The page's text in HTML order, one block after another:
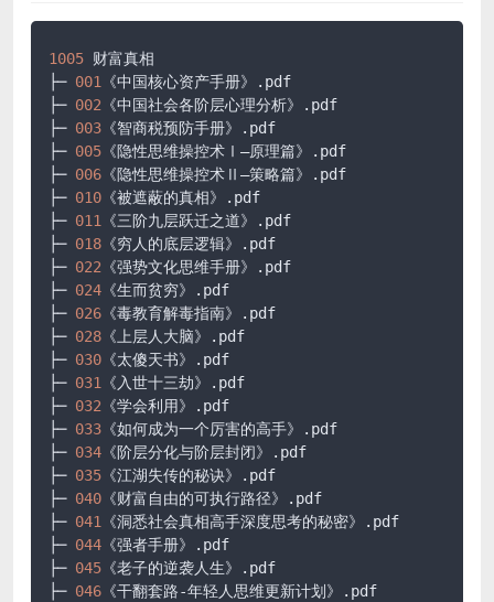
1005 财富真相
├─ 001 《中国核心资产手册》
.pdf
├─ 002 《中国社会各阶层心理分析》
.pdf
├─ 003 《智商税预防手册》
.pdf
├─ 005 《隐性思维操控术Ⅰ—原理篇》
.pdf
├─ 006 《隐性思维操控术Ⅱ—策略篇》
.pdf
├─ 010 《被遮蔽的真相》
.pdf
├─ 011 《三阶九层跃迁之道》
.pdf
├─ 018 《穷人的底层逻辑》
.pdf
├─ 022 《强势文化思维手册》
.pdf
├─ 024 《生而贫穷》
.pdf
├─ 026 《毒教育解毒指南》
.pdf
├─ 028 《上层人大脑》
.pdf
├─ 030 《太傻天书》
.pdf
├─ 031 《入世十三劫》
.pdf
├─ 032 《学会利用》
.pdf
├─ 033 《如何成为一个厉害的高手》
.pdf
├─ 034 《阶层分化与阶层封闭》
.pdf
├─ 035 《江湖失传的秘诀》
.pdf
├─ 040 《财富自由的可执行路径》
.pdf
├─ 041 《洞悉社会真相高手深度思考的秘密》
.pdf
├─ 044 《强者手册》
.pdf
├─ 045 《老子的逆袭人生》
.pdf
├─ 046 《干翻套路-年轻人思维更新计划》
.pdf